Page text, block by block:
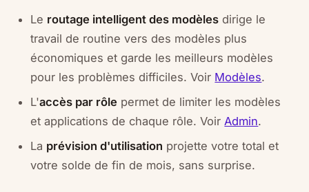
Le routage intelligent des modèles dirige le
travail de routine vers des modèles plus
économiques et garde les meilleurs modèles
pour les problèmes difficiles. Voir Modèles.
L'accès par rôle permet de limiter les modèles
et applications de chaque rôle. Voir Admin.
La prévision d'utilisation projette votre total et
votre solde de fin de mois, sans surprise.